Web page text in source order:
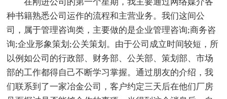
在刚进公司的第一个星期，我主要通过网络媒介各
种书籍熟悉公司运作的流程和主营业务。我们这间公
司，属于管理咨询类，主要做的是企业管理咨询;商务咨
询;企业形象策划;公关策划。由于公司成立时间较短，所
以例如公司的行政部、财务部、公关部、策划部、市场
部的工作都得自己不断学习掌握。通过朋友的介绍，我
们联系到了一家冶金公司，客户约定三天后在他们厂房